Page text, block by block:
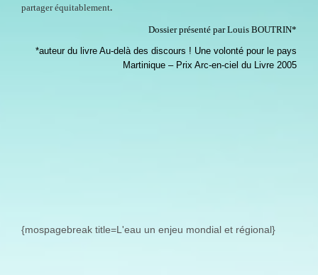
partager équitablement.
Dossier présenté par Louis BOUTRIN*
*auteur du livre Au-delà des discours ! Une volonté pour le pays
Martinique – Prix Arc-en-ciel du Livre 2005
{mospagebreak title=L'eau un enjeu mondial et régional}